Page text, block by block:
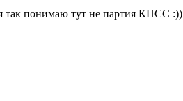
так понимаю тут не партия КПСС :))